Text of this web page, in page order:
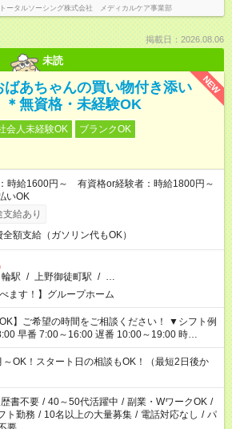
ータルソーシング株式会社 メディカルケア事業部
掲載日：2026.08.06
未読
NEW
あちゃんの買い物付き添い
＊無資格・未経験OK
会人未経験OK
ブランクOK
時給1600円～ 有資格or経験者：時給1800円～
いOK
給あり
額支給（ガソリン代もOK）
駅 / 上野御徒町駅 / …
べます！】グループホーム
】ご希望の時間をご相談ください！ ▼シフト例
早番 7:00～16:00 遅番 10:00～19:00 時
には帰宅
「朝はゆっくりのスタートがいい」 「お昼の時
たい」 など、ご希望があれば教えてください
～OK！スタート日の相談もOK！（最短2日後か
書不要 / 40～50代活躍中 / 副業・WワークOK /
ト勤務 / 10名以上の大量募集 / 電話対応なし / パ